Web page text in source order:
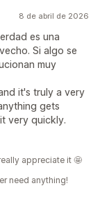
8 de abril de 2026
es una
Si algo se
muy
it's truly a very
gets
very quickly.
appreciate it 🤩
need anything!